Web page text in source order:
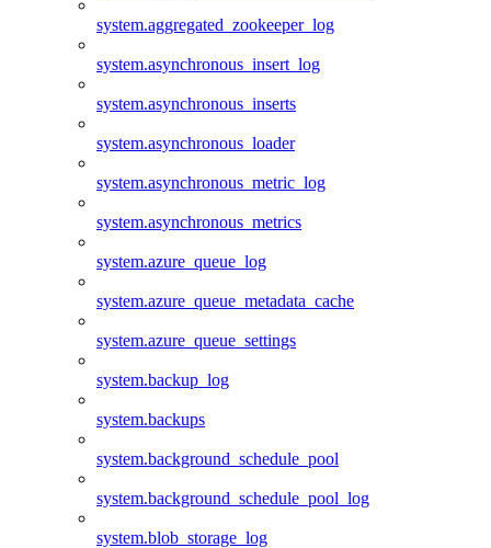
system.aggregated_zookeeper_log
system.asynchronous_insert_log
system.asynchronous_inserts
system.asynchronous_loader
system.asynchronous_metric_log
system.asynchronous_metrics
system.azure_queue_log
system.azure_queue_metadata_cache
system.azure_queue_settings
system.backup_log
system.backups
system.background_schedule_pool
system.background_schedule_pool_log
system.blob_storage_log